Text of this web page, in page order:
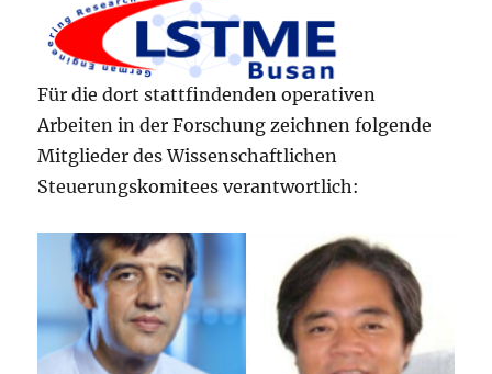
Für die dort stattfindenden operativen
Arbeiten in der Forschung zeichnen folgende
Mitglieder des Wissenschaftlichen
Steuerungskomitees verantwortlich: